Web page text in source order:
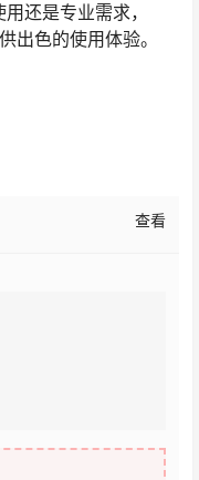
还是专业需求，
出色的使用体验。
查看